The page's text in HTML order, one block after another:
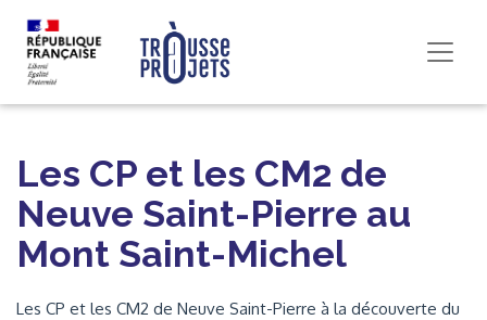
Les CP et les CM2 de
Neuve Saint-Pierre au
Mont Saint-Michel
Les CP et les CM2 de Neuve Saint-Pierre à la découverte du